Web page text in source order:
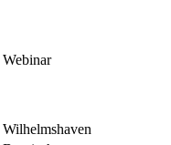
Webinar
Wilhelmshaven